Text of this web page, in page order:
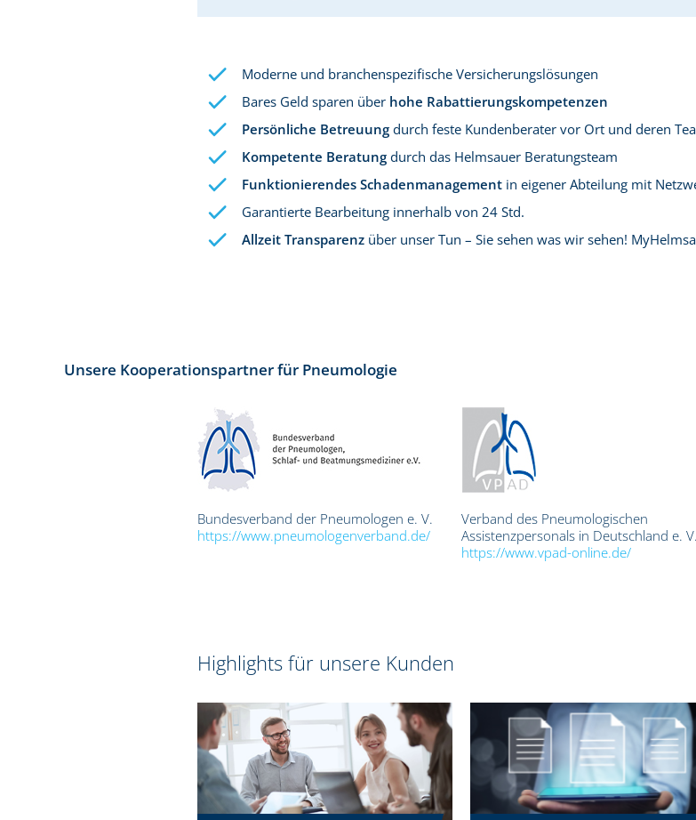
Moderne und branchenspezifische Versicherungslösungen
Bares Geld sparen über hohe Rabattierungskompetenzen
Persönliche Betreuung durch feste Kundenberater vor Ort und deren
Kompetente Beratung durch das Helmsauer Beratungsteam
Funktionierendes Schadenmanagement in eigener Abteilung mit
Garantierte Bearbeitung innerhalb von 24 Std.
Allzeit Transparenz über unser Tun – Sie sehen was wir sehen!
Unsere Kooperationspartner für Pneumologie
Bundesverband der Pneumologen e. V.
https://www.pneumologenverband.de/
Verband des Pneumologischen
Assistenzpersonals in Deutschland e. V.
https://www.vpad-online.de/
Highlights für unsere Kunden